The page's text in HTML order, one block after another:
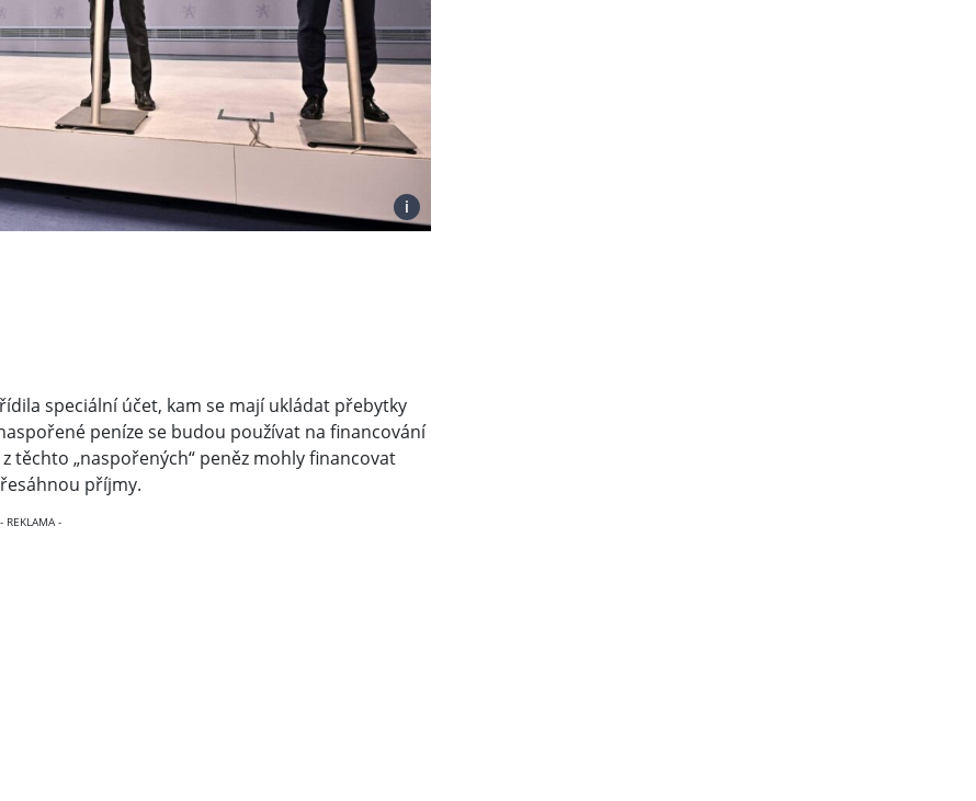
i
speciální účet, kam se mají ukládat přebytky
peníze se budou používat na financování
těchto „naspořených“ peněz mohly financovat
příjmy.